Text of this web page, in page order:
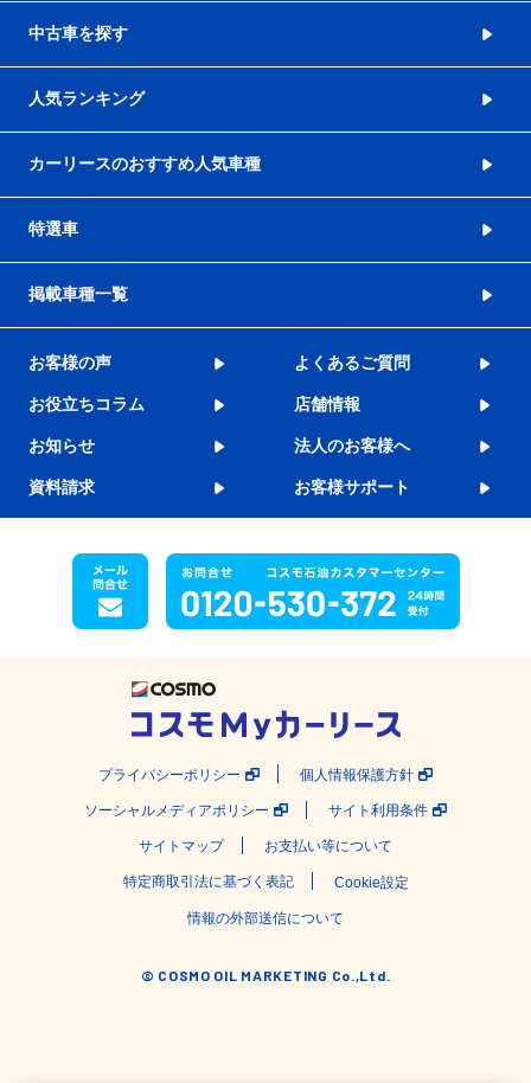
中古車を探す
人気ランキング
カーリースのおすすめ人気車種
特選車
掲載車種一覧
お客様の声 よくあるご質問
お役立ちコラム 店舗情報
お知らせ 法人のお客様へ
資料請求 お客様サポート
プライバシーポリシー 個人情報保護方針
ソーシャルメディアポリシー サイト利用条件
サイトマップ お支払い等について
特定商取引法に基づく表記 Cookie設定
情報の外部送信について
© COSMO OIL MARKETING Co.,Ltd.